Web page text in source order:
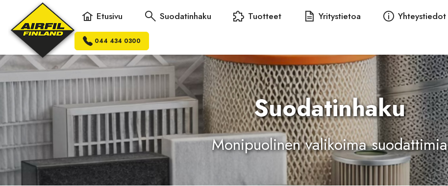
Etusivu Suodatinhaku Tuotteet Yritystietoa Yhteystiedot
044 434 0300
Suodatinhaku
Monipuolinen valikoima suodattimia